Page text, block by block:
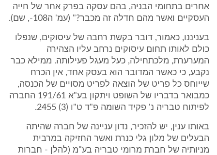
אחרים בתחומי הבניה, בהם עסקה בפרק אחר של חייה
העסקיים ואשר מהם חדלה זה מכבר?" (עמ' ה108-, שם).
בעניננו, כאמור, דובר בקשת רחבה של עיסוקים, שנפלו
כולם לאותו תחום עיסוקים נרחב עליו הצהירה
המערערת, מלכתחילה, כעל מעגל פעילותה. ממילא כבר
נקבע, כי כאשר המדובר הוא בעסק אחד, אין הכרח
שייוחס כל פריט של הוצאה לפריט מסויים של הכנסה,
כמבואר בדבריו של השופט ויתקון בע"א 191/61 החברה
לפיתוח טבריה נ' פקיד השומה פ"ד ט"ו (3) 2455.
באותו ענין, יש להזכיר, נדון עניינה של חברה שהיתה
הבעלים של מלון גלי כנרת ואשר החזיקה במרבית
מניותיה של חברת מרומי טבריה בע"מ (להלן - חברות